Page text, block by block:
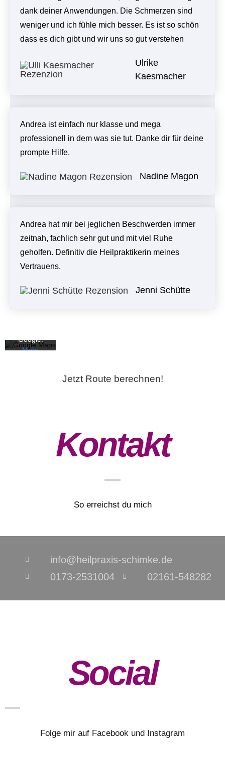
dank deiner Anwendungen. Die Schmerzen sind
weniger und ich fühle mich besser. Es ist so schön
dass es dich gibt und wir uns so gut verstehen
Ulrike
Kaesmacher
Andrea ist einfach nur klasse und mega
professionell in dem was sie tut. Danke dir für deine
prompte Hilfe.
Nadine Magon
Andrea hat mir bei jeglichen Beschwerden immer
zeitnah, fachlich sehr gut und mit viel Ruhe
geholfen. Definitiv die Heilpraktikerin meines
Vertrauens.
Jenni Schütte
Mit dem
Laden der
akzeptiere
n Sie die
Google.
Mehr
Jetzt Route berechnen!
Kontakt
So erreichst du mich
info@heilpraxis-schimke.de
0173-2531004
02161-548282
Social
Folge mir auf Facebook und Instagram